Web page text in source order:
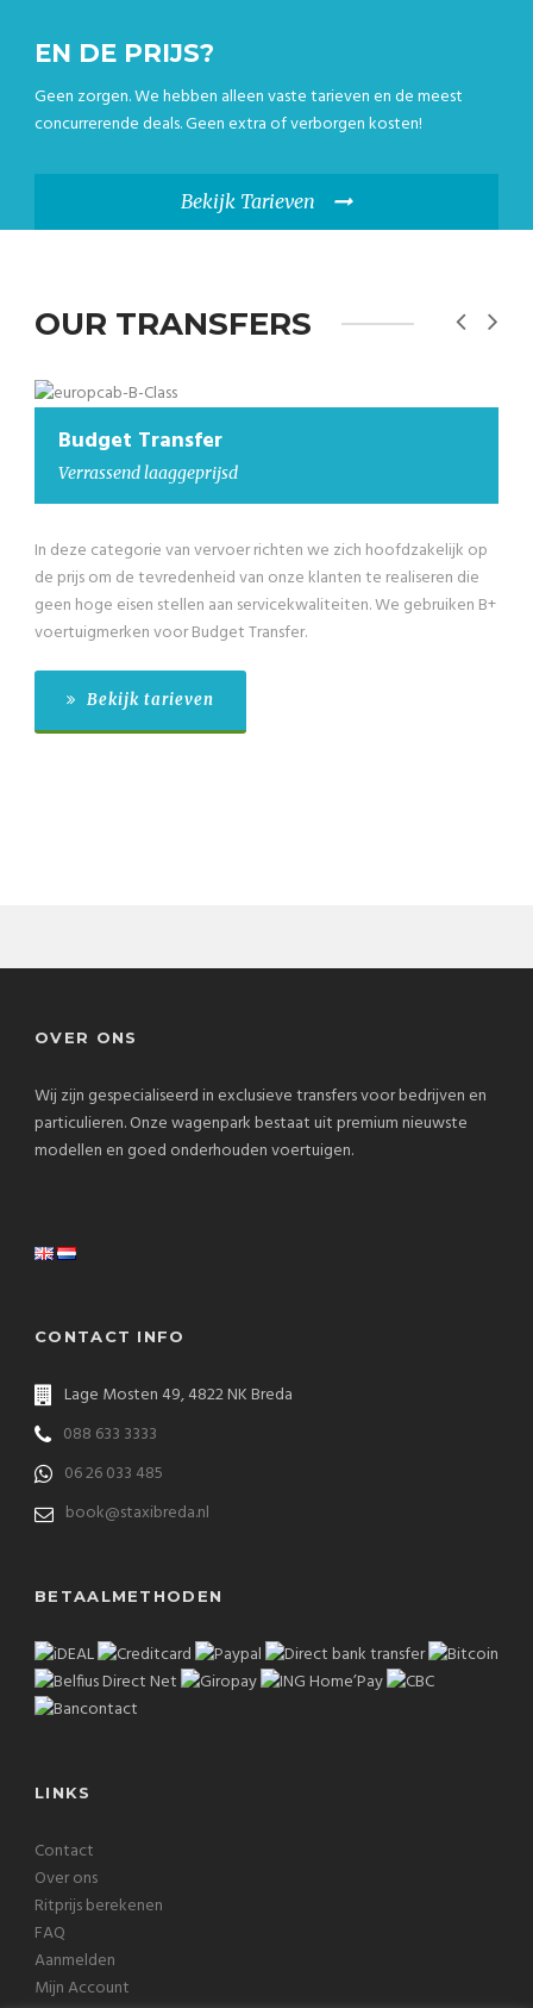
EN DE PRIJS?
Geen zorgen. We hebben alleen vaste tarieven en de meest
concurrerende deals. Geen extra of verborgen kosten!
Bekijk Tarieven
OUR TRANSFERS
Budget Transfer
Verrassend laaggeprijsd
In deze categorie van vervoer richten we zich hoofdzakelijk op
de prijs om de tevredenheid van onze klanten te realiseren die
geen hoge eisen stellen aan servicekwaliteiten. We gebruiken B+
voertuigmerken voor Budget Transfer.
Bekijk tarieven
OVER ONS
Wij zijn gespecialiseerd in exclusieve transfers voor bedrijven en
particulieren. Onze wagenpark bestaat uit premium nieuwste
modellen en goed onderhouden voertuigen.
CONTACT INFO
Lage Mosten 49, 4822 NK Breda
088 633 3333
06 26 033 485
book@staxibreda.nl
BETAALMETHODEN
LINKS
Contact
Over ons
Ritprijs berekenen
FAQ
Aanmelden
Mijn Account